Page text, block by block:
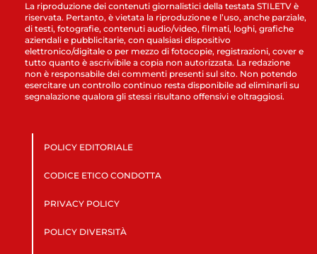
La riproduzione dei contenuti giornalistici della testata STILETV è
riservata. Pertanto, è vietata la riproduzione e l’uso, anche parziale,
di testi, fotografie, contenuti audio/video, filmati, loghi, grafiche
aziendali e pubblicitarie, con qualsiasi dispositivo
elettronico/digitale o per mezzo di fotocopie, registrazioni, cover e
tutto quanto è ascrivibile a copia non autorizzata. La redazione
non è responsabile dei commenti presenti sul sito. Non potendo
esercitare un controllo continuo resta disponibile ad eliminarli su
segnalazione qualora gli stessi risultano offensivi e oltraggiosi.
POLICY EDITORIALE
CODICE ETICO CONDOTTA
PRIVACY POLICY
POLICY DIVERSITÀ